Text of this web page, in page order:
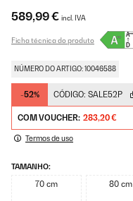
589,99 € incl. IVA
Ficha técnica do produto
NÚMERO DO ARTIGO: 10046588
-52% CÓDIGO: SALE52P
COM VOUCHER: 283,20 €
Termos de uso
TAMANHO:
70 cm 80 cm